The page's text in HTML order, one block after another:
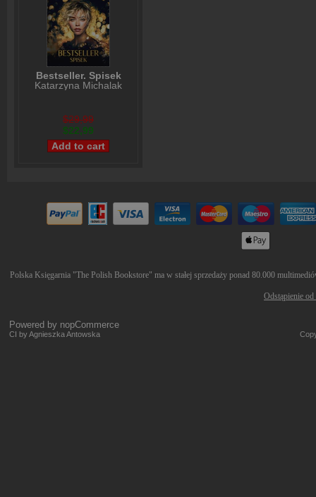
Bestseller. Spisek
Katarzyna Michalak
$29,99
$22,99
Polska Księgarnia "The Polish Bookstore" ma w stałej sprzedaży ponad 80.000
Odstąpienie
Powered by nopCommerce
CI by Agnieszka Antowska